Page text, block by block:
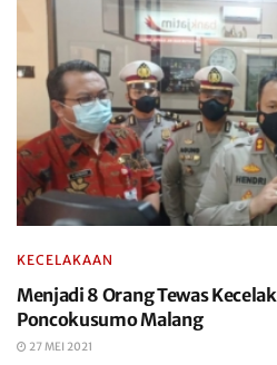
KECELAKAAN
Menjadi 8 Orang Tewas
Poncokusumo Malang
27 MEI 2021